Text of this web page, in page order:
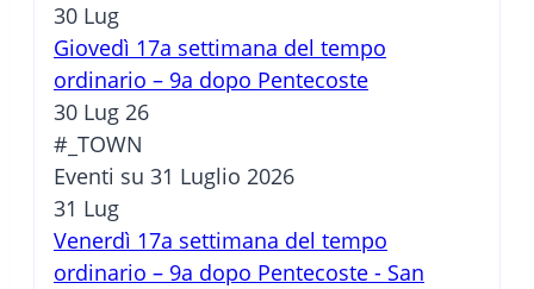
30 Lug
Giovedì 17a settimana del tempo
ordinario – 9a dopo Pentecoste
30 Lug 26
#_TOWN
Eventi su 31 Luglio 2026
31 Lug
Venerdì 17a settimana del tempo
ordinario – 9a dopo Pentecoste - San